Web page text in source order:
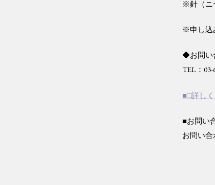
※針（ニ
※申し込
◆お問い
TEL：03-
■□詳し
■お問い
お問い合